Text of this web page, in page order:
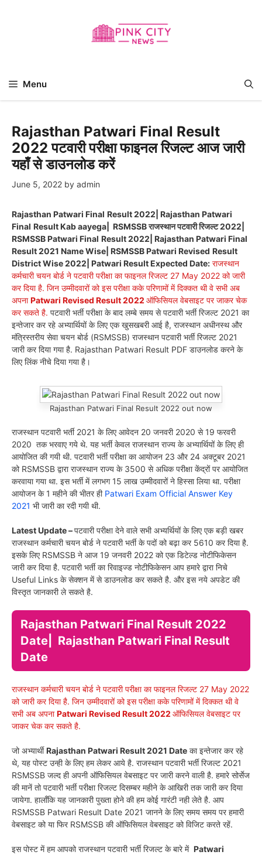
Menu
Rajasthan Patwari Final Result
2022 पटवारी परीक्षा फाइनल रिजल्ट आज जारी
यहाँ से डाउनलोड करें
June 5, 2022 by admin
Rajasthan Patwari Final Result 2022| Rajasthan Patwari
Final Result Kab aayega| RSMSSB राजस्थान पटवारी रिजल्ट 2022|
RSMSSB Patwari Final Result 2022| Rajasthan Patwari Final
Result 2021 Name Wise| RSMSSB Patwari Revised Result
District Wise 2022| Patwari Result Expected Date: राजस्थान
कर्मचारी चयन बोर्ड ने पटवारी परीक्षा का फाइनल रिजल्ट 27 May 2022 को जारी
कर दिया है. जिन उम्मीदवारों को इस परीक्षा कके परिणामों में दिक्कत थी वे सभी अब
अपनाPatwari Revised Result 2022 ऑफिसियल वेबसाइट पर जाकर चेक
कर सकते है. पटवारी भर्ती परीक्षा के बाद लम्बे समय से पटवारी भर्ती रिजल्ट 2021 का
इन्तेजार कर रहे अभ्यार्थियों के लिए एक खुसखबरी आई है, राजस्थान अधीनस्थ और
मंत्रिस्तरीय सेवा चयन बोर्ड (RSMSSB) राजस्थान पटवारी भर्ती रिजल्ट 2021
जारी कर दिया गया है. Rajasthan Patwari Result PDF डाउनलोड करने के
लिए लिंक नीचे दिया गया है।
Rajasthan Patwari Final Result 2022 out now
राजस्थान पटवारी भर्ती 2021 के लिए आवेदन 20 जनवरी 2020 से 19 फरवरी
2020 तक भरवाए गये थे. यह भर्ती केवल राजस्थान राज्य के अभ्यार्थियों के लिए ही
आयोजित की गयी थी. पटवारी भर्ती परीक्षा का आयोजन 23 और 24 अक्टूबर 2021
को RSMSSB द्वारा राजस्थान राज्य के 3500 से अधिक परीक्षा केंद्रों पर आयोजित
करवाया गया था. इस भर्ती में लगभग 15 लाख उम्मीदवारों ने हिस्सा लिया था. परीक्षा
आयोजन के 1 महीने की भीतर ही Patwari Exam Official Answer Key
2021 भी जारी का रदी गयी थी.
Latest Update –पटवारी परीक्षा देने वाले सभी अभ्यर्थियों के लिए एक बड़ी खबर
राजस्थान कर्मचारी चयन बोर्ड ने पटवारी भर्ती के पदों को बढ़ा कर 5610 कर दिया है.
इसके लिए RSMSSB ने आज 19 जनवरी 2022 को एक डिटेल्ड नोटीफिकेसन
जारी कर दिया है. पटवारी भर्ती का रिवाइज्ड नोटीफिकेसन आप हमारे द्वारा निचे
Useful Links के सेक्शन में से डाउनलोड कर सकते है. और इस नये अपडेट की
विस्तृत जानकारी ले सकते है.
Rajasthan Patwari Final Result 2022
Date| Rajasthan Patwari Final Result
Date
राजस्थान कर्मचारी चयन बोर्ड ने पटवारी परीक्षा का फाइनल रिजल्ट 27 May 2022
को जारी कर दिया है. जिन उम्मीदवारों को इस परीक्षा कके परिणामों में दिक्कत थी वे
सभी अब अपनाPatwari Revised Result 2022 ऑफिसियल वेबसाइट पर
जाकर चेक कर सकते है.
जो अभ्यार्थीRajasthan Patwari Result 2021 Date का इन्तेजार कर रहे
थे, यह पोस्ट उन्ही के लिए हम लेकर आये है. राजस्थान पटवारी भर्ती रिजल्ट 2021
RSMSSB जल्द ही अपनी ऑफिसियल वेबसाइट पर जारी करने वाली है. हमारे सोर्सेज
की मानें तो पटवारी भर्ती परीक्षा रिजल्ट दिसम्बर महीने के आखिरी तक जारी कर दिया
जायेगा. हालाँकि यह जानकारी पुख्ता होने की हम कोई गारंटी नही लेते है. आप
RSMSSB Patwari Result Date 2021 जानने के लिए समय समय पर हमारी
वेबसाइट को या फिर RSMSSB की ऑफिसियल वेबसाइट को विजिट करते रहें.
इस पोस्ट में हम आपको राजस्थान पटवारी भर्ती रिजल्ट के बारे में Patwari